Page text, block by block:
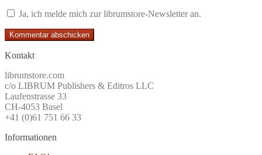
Ja, ich melde mich zur librumstore-Newsletter an.
Kontakt
librumstore.com
c/o LIBRUM Publishers & Editros LLC
Laufenstrasse 33
CH-4053 Basel
+41 (0)61 751 66 33
Informationen